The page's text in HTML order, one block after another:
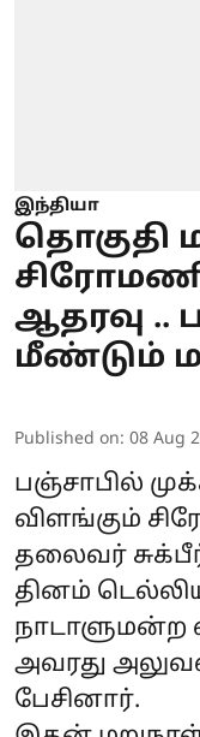
இந்தியா
தொகுதி
ஆதரவு ..
மீண்டும்
Published on: 08 Aug
பஞ்சாபில்
விளங்கும்
தலைவர்
தினம்
அவரது
பேசினார்.